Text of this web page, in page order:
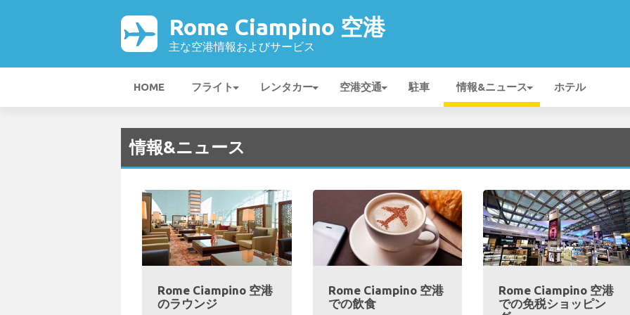
Rome Ciampino 空港
主な空港情報およびサービス
HOME フライト レンタカー 空港交通 駐車 情報&ニュース ホテル
情報&ニュース
Rome Ciampino 空港
のラウンジ
Rome Ciampino 空港
での飲食
Rome Ciampino 空港
での免税ショッピン